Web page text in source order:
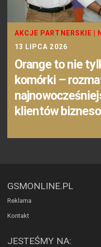
AKCJE PARTNERSKIE
13 LIPCA 2026
Orange to nie
komórki –
klientów
GSMONLINE.PL
Reklama
Kontakt
JESTEŚMY NA: